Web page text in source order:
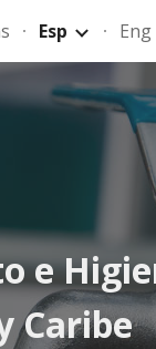
Skip to
Esp Eng
e
Caribe